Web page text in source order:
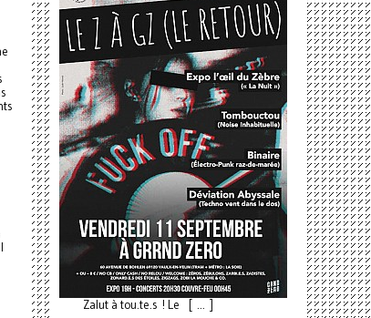
Zalut à tou.te.s ! Le [ ... ]